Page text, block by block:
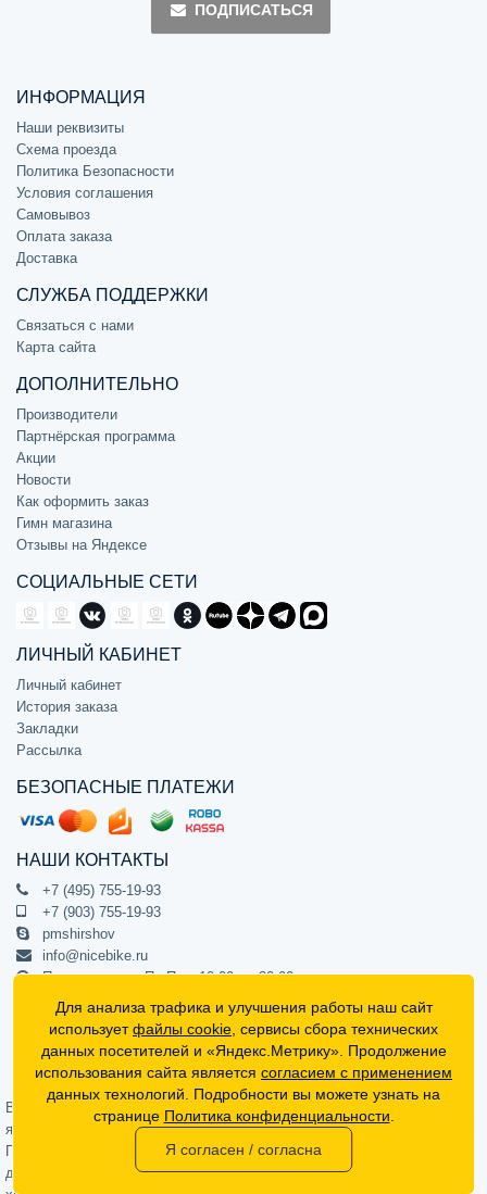
ПОДПИСАТЬСЯ
ИНФОРМАЦИЯ
Наши реквизиты
Схема проезда
Политика Безопасности
Условия соглашения
Самовывоз
Оплата заказа
Доставка
СЛУЖБА ПОДДЕРЖКИ
Связаться с нами
Карта сайта
ДОПОЛНИТЕЛЬНО
Производители
Партнёрская программа
Акции
Новости
Как оформить заказ
Гимн магазина
Отзывы на Яндексе
СОЦИАЛЬНЫЕ СЕТИ
ЛИЧНЫЙ КАБИНЕТ
Личный кабинет
История заказа
Закладки
Рассылка
БЕЗОПАСНЫЕ ПЛАТЕЖИ
НАШИ КОНТАКТЫ
+7 (495) 755-19-93
+7 (903) 755-19-93
pmshirshov
info@nicebike.ru
Прием звонков Пн-Пт с 10:00 до 20:00
ПВЗ Пн-Пт с 10:00 до 20:00
г. Москва, ул. Барклая 13с1
подъезд 1, цокольный этаж, офис 1
Официальный интернет-магазин NiceBike © 2012 - 2026
Вся информация на сайте носит ознакомительный характер, не
является публичной офертой (определяемой положениями Статьи 437
Гражданского кодекса РФ) и не может в полной мере передавать
достоверную информацию о свойствах, комплектации и
Для анализа трафика и улучшения работы наш сайт
используетфайлы cookie , сервисы сбора технических
данных посетителей и «Яндекс.Метрику». Продолжение
использования сайта является согласием с применением
данных технологий. Подробности вы можете узнать на
странице Политика конфиденциальности
Я согласен / согласна